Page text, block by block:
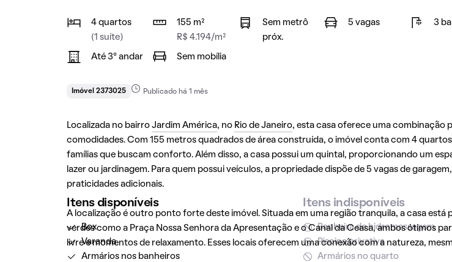
4 quartos
(1 suíte)
155 m²
R$ 4.194/m²
Sem metrô
próx.
5 vagas 3
Até 3° andar Sem mobília
Imóvel 2373025 Publicado há 1 mês
Localizada no bairro Jardim América, no Rio de Janeiro, esta casa oferece uma combinação
comodidades. Com 155 metros quadrados de área construída, o imóvel conta com 4
famílias que buscam conforto. Além disso, a casa possui um quintal, proporcionando um
lazer ou jardinagem. Para quem possui veículos, a propriedade dispõe de 5 vagas de
praticidades adicionais.
A localização é outro ponto forte deste imóvel. Situada em uma região tranquila, a casa está
verdes como a Praça Nossa Senhora da Apresentação e o Canal da Ceasa, ambos ótimos
livre e momentos de relaxamento. Esses locais oferecem uma conexão com a natureza,
Itens disponíveis
Box
Varanda
Armários nos banheiros
Itens indisponíveis
Banheira de hidromassagem
Piscina privativa
Armários no quarto